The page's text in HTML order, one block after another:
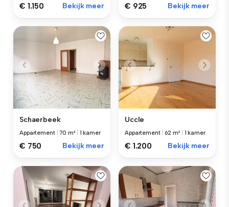
€ 1.150 Bekijk meer € 925 Bekijk meer
Schaerbeek
Appartement |70 m² 1 kamer
€ 750 Bekijk meer
Uccle
Appartement 62 m² 1 kamer
€ 1.200 Bekijk meer